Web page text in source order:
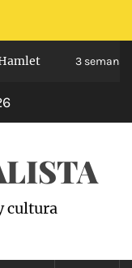
3 semanas
cultura